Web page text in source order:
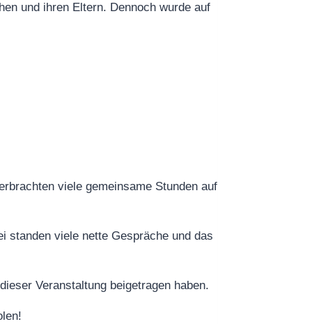
und ihren Eltern. Dennoch wurde auf
viele gemeinsame Stunden auf
standen viele nette Gespräche und das
Veranstaltung beigetragen haben.